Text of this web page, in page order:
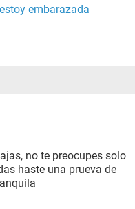
embarazada
no te preocupes solo
haste una prueva de